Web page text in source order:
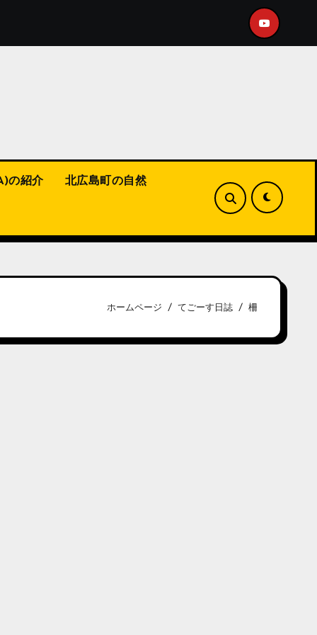
【福山市】こん
の紹介 北広島町の自然
ホームページ てごーす日誌 柵